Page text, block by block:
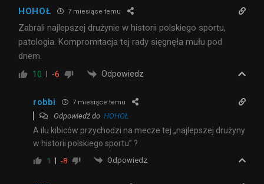
HOHOŁ 7 miesiące temu
Zabrali najlepszej drużynie w historii polskiego sportu,
patologia. Kompromitacja tej rady sięgnęła mułu pod
dnem.
10 -6 Odpowiedz
robbi 7 miesiące temu
Odpowiedź do HOHOŁ
A ilu kibiców przychodzi na mecze tej „najlepszej drużyny
w historii polskiego sportu” ?
1 -8 Odpowiedz